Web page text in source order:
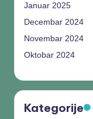
Januar 2025
Decembar 2024
Novembar 2024
Oktobar 2024
Kategorije